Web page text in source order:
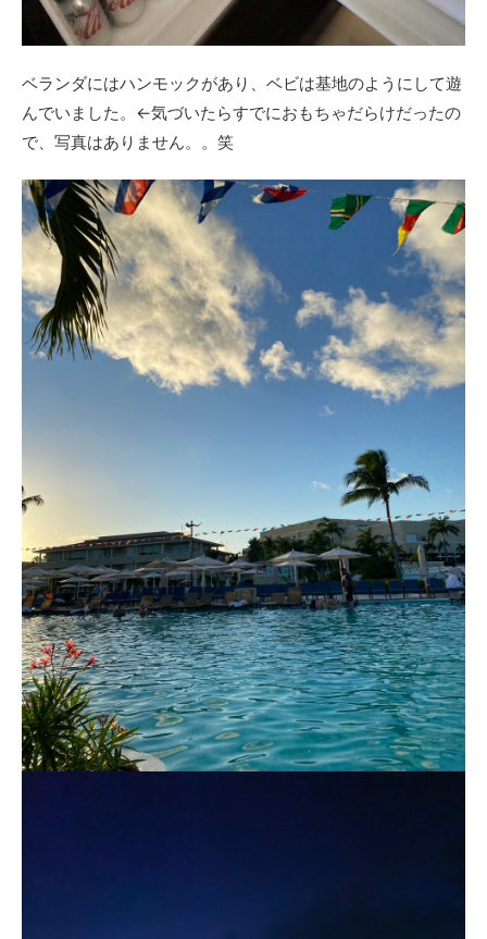
ベランダにはハンモックがあり、ベビは基地のようにして遊
んでいました。←気づいたらすでにおもちゃだらけだったの
で、写真はありません。。笑